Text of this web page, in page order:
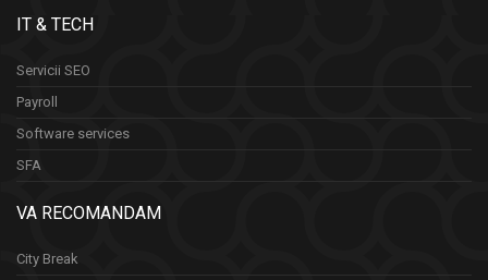
IT & TECH
Servicii SEO
Payroll
Software services
SFA
VA RECOMANDAM
City Break